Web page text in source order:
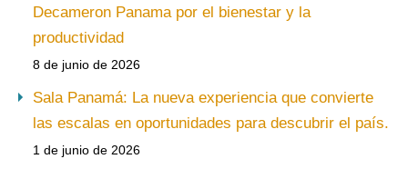
Decameron Panama por el bienestar y la
productividad
8 de junio de 2026
Sala Panamá: La nueva experiencia que convierte
las escalas en oportunidades para descubrir el país.
1 de junio de 2026